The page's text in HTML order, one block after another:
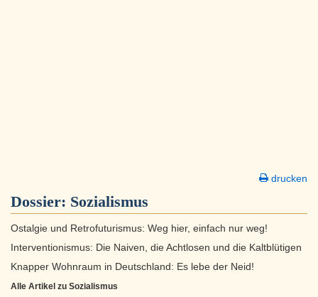
drucken
Dossier: Sozialismus
Ostalgie und Retrofuturismus: Weg hier, einfach nur weg!
Interventionismus: Die Naiven, die Achtlosen und die Kaltblütigen
Knapper Wohnraum in Deutschland: Es lebe der Neid!
Alle Artikel zu Sozialismus